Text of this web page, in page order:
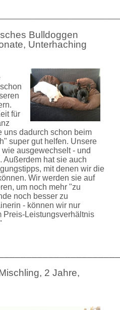
Bulldoggen
Unterhaching
für
uns dadurch schon beim
super gut helfen. Unsere
ausgewechselt - und
Außerdem hat sie auch
mit denen wir die
Wir werden sie auf
um noch mehr "zu
noch besser zu
- können wir nur
Leistungsverhältnis
2 Jahre,